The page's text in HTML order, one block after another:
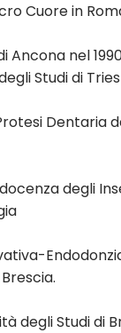
Cuore in
Ancona nel
Studi di
Dentaria
degli
degli Studi di